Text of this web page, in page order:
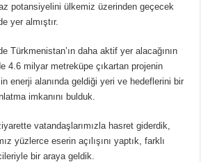
potansiyelini ülkemiz üzerinden geçecek
yer almıştır.
Türkmenistan’ın daha aktif yer alacağının
4.6 milyar metreküpe çıkartan projenin
enerji alanında geldiği yeri ve hedeflerini bir
imkanını bulduk.
vatandaşlarımızla hasret giderdik,
yüzlerce eserin açılışını yaptık, farklı
bir araya geldik.